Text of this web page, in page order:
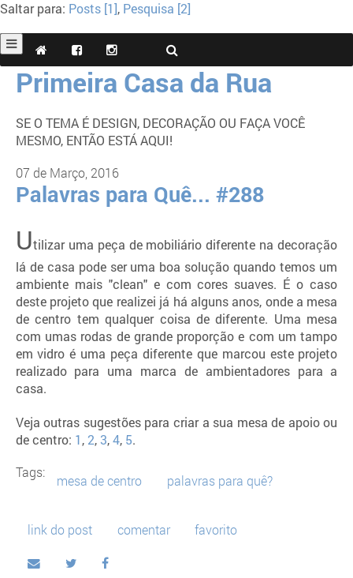
Saltar para: Posts [1], Pesquisa [2]
Primeira Casa da Rua
SE O TEMA É DESIGN, DECORAÇÃO OU FAÇA VOCÊ
MESMO, ENTÃO ESTÁ AQUI!
07 de Março, 2016
Palavras para Quê... #288
Utilizar uma peça de mobiliário diferente na decoração
lá de casa pode ser uma boa solução quando temos um
ambiente mais "clean" e com cores suaves. É o caso
deste projeto que realizei já há alguns anos, onde a mesa
de centro tem qualquer coisa de diferente. Uma mesa
com umas rodas de grande proporção e com um tampo
em vidro é uma peça diferente que marcou este projeto
realizado para uma marca de ambientadores para a
casa.
Veja outras sugestões para criar a sua mesa de apoio ou
de centro: 1 , 2, 3, 4, 5.
Tags:
mesa de centro palavras para quê?
link do post comentar favorito